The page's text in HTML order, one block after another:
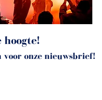
hoogte!
voor onze nieuwsbrief!